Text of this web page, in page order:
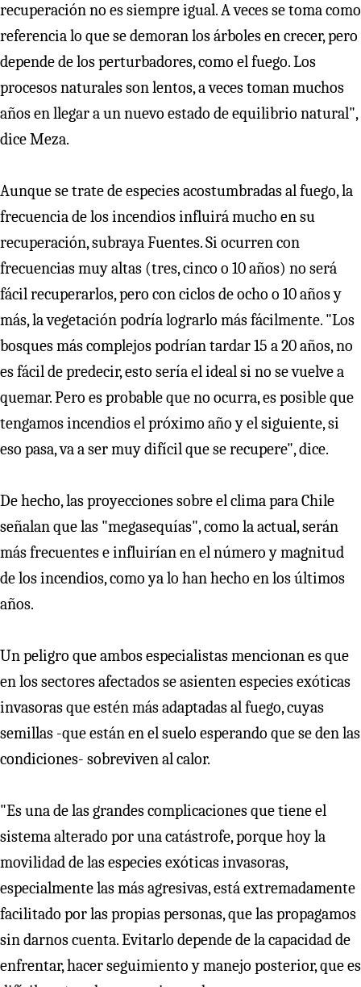
recuperación no es siempre igual. A veces se toma como
referencia lo que se demoran los árboles en crecer, pero
depende de los perturbadores, como el fuego. Los
procesos naturales son lentos, a veces toman muchos
años en llegar a un nuevo estado de equilibrio natural",
dice Meza.
Aunque se trate de especies acostumbradas al fuego, la
frecuencia de los incendios influirá mucho en su
recuperación, subraya Fuentes. Si ocurren con
frecuencias muy altas (tres, cinco o 10 años) no será
fácil recuperarlos, pero con ciclos de ocho o 10 años y
más, la vegetación podría lograrlo más fácilmente. "Los
bosques más complejos podrían tardar 15 a 20 años, no
es fácil de predecir, esto sería el ideal si no se vuelve a
quemar. Pero es probable que no ocurra, es posible que
tengamos incendios el próximo año y el siguiente, si
eso pasa, va a ser muy difícil que se recupere", dice.
De hecho, las proyecciones sobre el clima para Chile
señalan que las "megasequías", como la actual, serán
más frecuentes e influirían en el número y magnitud
de los incendios, como ya lo han hecho en los últimos
años.
Un peligro que ambos especialistas mencionan es que
en los sectores afectados se asienten especies exóticas
invasoras que estén más adaptadas al fuego, cuyas
semillas -que están en el suelo esperando que se den las
condiciones- sobreviven al calor.
"Es una de las grandes complicaciones que tiene el
sistema alterado por una catástrofe, porque hoy la
movilidad de las especies exóticas invasoras,
especialmente las más agresivas, está extremadamente
facilitado por las propias personas, que las propagamos
sin darnos cuenta. Evitarlo depende de la capacidad de
enfrentar, hacer seguimiento y manejo posterior, que es